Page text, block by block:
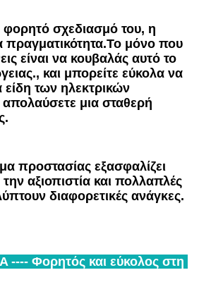
φορητό σχεδιασμό του, η
πραγματικότητα.Το μόνο που
είναι να κουβαλάς αυτό το
και μπορείτε εύκολα να
των ηλεκτρικών
μια σταθερή
προστασίας εξασφαλίζει
αξιοπιστία και πολλαπλές
διαφορετικές ανάγκες.
---- Φορητός και εύκολος στη